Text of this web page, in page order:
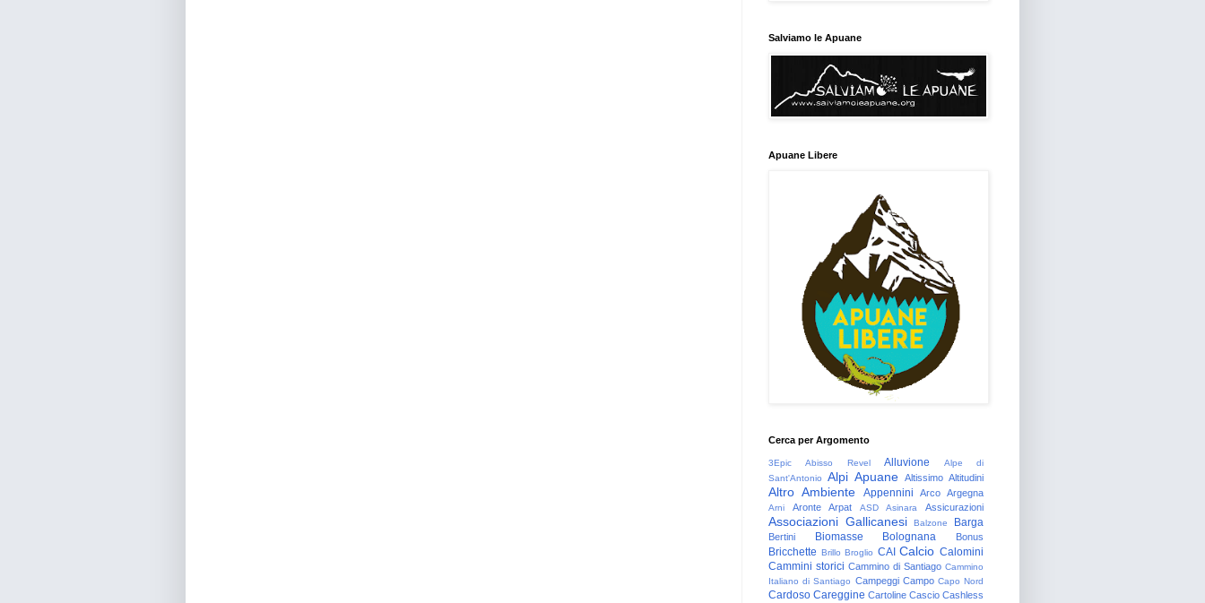
Salviamo le Apuane
Apuane Libere
Cerca per Argomento
3Epic Abisso Revel Alluvione
Alpe di
Sant'Antonio
Alpi Apuane Altissimo Altitudini
Altro Ambiente Appennini Arco Argegna
Arni Aronte Arpat ASD Asinara Assicurazioni
Associazioni Gallicanesi Balzone Barga
Bertini Biomasse Bolognana Bonus
Bricchette Brillo Broglio CAI Calcio Calomini
Cammini storici Cammino di Santiago Cammino
Italiano di Santiago Campeggi Campo Capo Nord
Cardoso Careggine Cartoline Cascio Cashless